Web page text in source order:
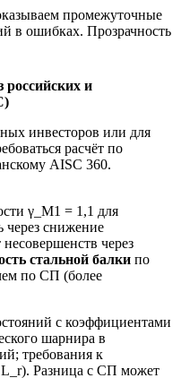
промежуточные
в ошибках. Прозрачность
российских и
инвесторов или для
расчёт по
AISC 360.
γ_M1 = 1,1 для
через снижение
через
стальной балки по
по СП (более
с коэффициентами
шарнира в
требования к
L_r). Разница с СП может